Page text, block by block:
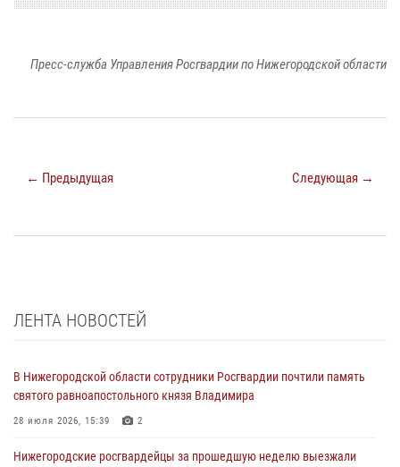
Пресс-служба Управления Росгвардии по Нижегородской области
← Предыдущая Следующая →
ЛЕНТА НОВОСТЕЙ
В Нижегородской области сотрудники Росгвардии почтили память
святого равноапостольного князя Владимира
28 июля 2026, 15:39 2
Нижегородские росгвардейцы за прошедшую неделю выезжали